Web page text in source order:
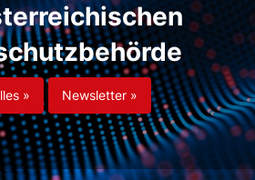
» Newsletter »